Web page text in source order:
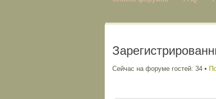
Сейчас на форуме гостей: 34 •